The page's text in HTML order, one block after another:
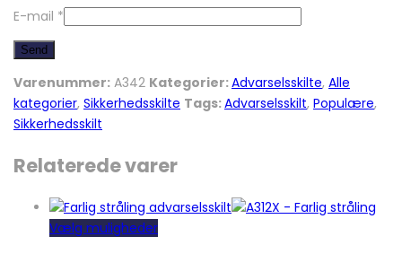
E-mail *
Varenummer: A342 Kategorier:Advarselsskilte, Alle
kategorier, Sikkerhedsskilte Tags:Advarselsskilt, Populære,
Sikkerhedsskilt
Relaterede varer
Vælg mulighederDette